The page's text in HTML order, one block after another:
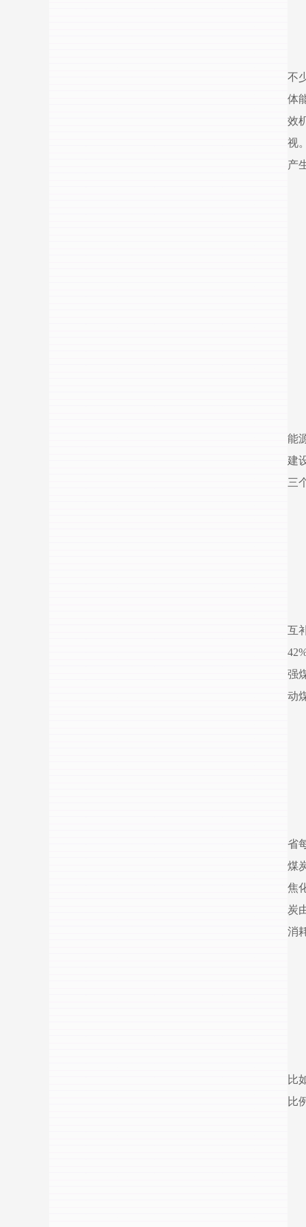
不
体
效
视
产
能
建
三
互
强
动
省
煤
焦
炭
消
比
比